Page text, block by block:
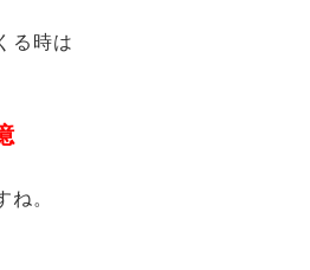
る時は
ね。